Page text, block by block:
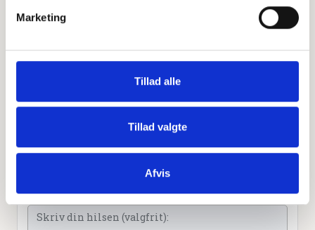
Marketing
Tillad alle
Tillad valgte
Afvis
dele billeder og video eller blot sende et hjerte eller en
Tænd et lys
Tilføj et hjerte